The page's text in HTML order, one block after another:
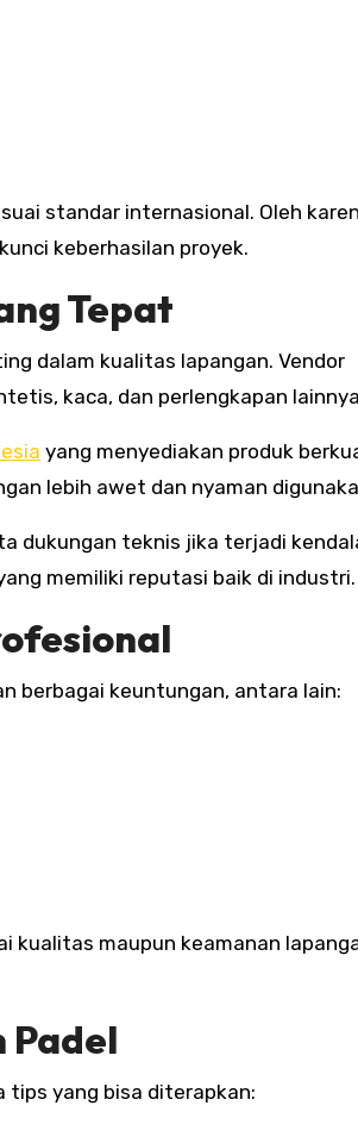
standar internasional. Oleh
keberhasilan proyek.
Tepat
dalam kualitas lapangan. Vendor
kaca, dan perlengkapan
yang menyediakan produk
lebih awet dan nyaman
dukungan teknis jika terjadi
memiliki reputasi baik di industri.
berbagai keuntungan, antara lain:
kualitas maupun keamanan
Padel
tips yang bisa diterapkan: